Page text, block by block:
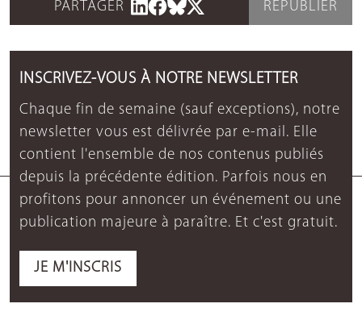
PARTAGER REPUBLIER
INSCRIVEZ-VOUS À NOTRE NEWSLETTER
Chaque fin de semaine (sauf exceptions), notre
newsletter vous est délivrée par e-mail. Elle
contient l'ensemble de nos contenus publiés
depuis la précédente édition. Parfois nous en
profitons pour annoncer un événement ou une
publication majeure à paraître. Et c'est gratuit.
JE M'INSCRIS